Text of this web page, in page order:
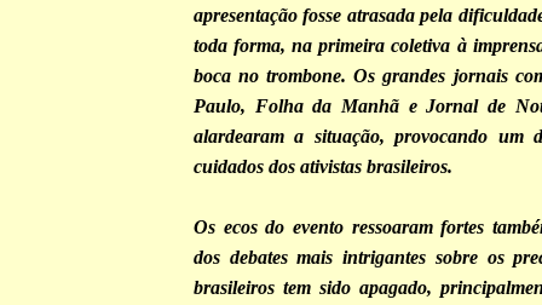
apresentação fosse atrasada pela
toda forma, na primeira coletiva à
boca no trombone. Os grandes jornais
Paulo, Folha da Manhã e Jornal de
alardearam a situação, provocando um
cuidados dos ativistas brasileiros.
Os ecos do evento ressoaram fortes
dos debates mais intrigantes sobre os
brasileiros tem sido apagado,